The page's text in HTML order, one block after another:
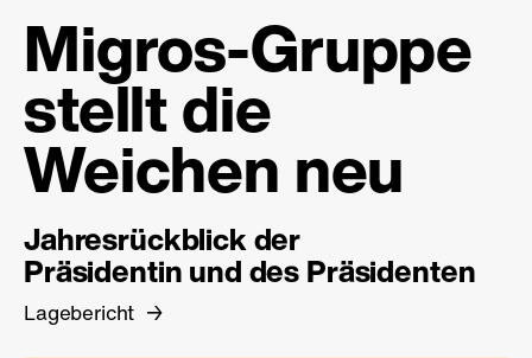
Migros-Gruppe
stellt die
Weichen neu
Jahresrückblick der
Präsidentin und des Präsidenten
Lagebericht